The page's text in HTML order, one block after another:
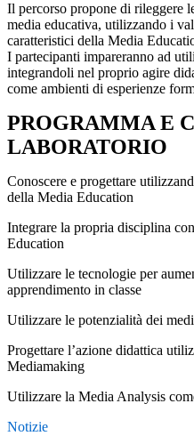
Il percorso propone di rileggere
media educativa, utilizzando i
caratteristici della Media
I partecipanti impareranno ad
integrandoli nel proprio agire
come ambienti di esperienze
PROGRAMMA E
LABORATORIO
Conoscere e progettare
della Media Education
Integrare la propria disciplina
Education
Utilizzare le tecnologie per
apprendimento in classe
Utilizzare le potenzialità dei
Progettare l’azione didattica
Mediamaking
Utilizzare la Media Analysis
Notizie